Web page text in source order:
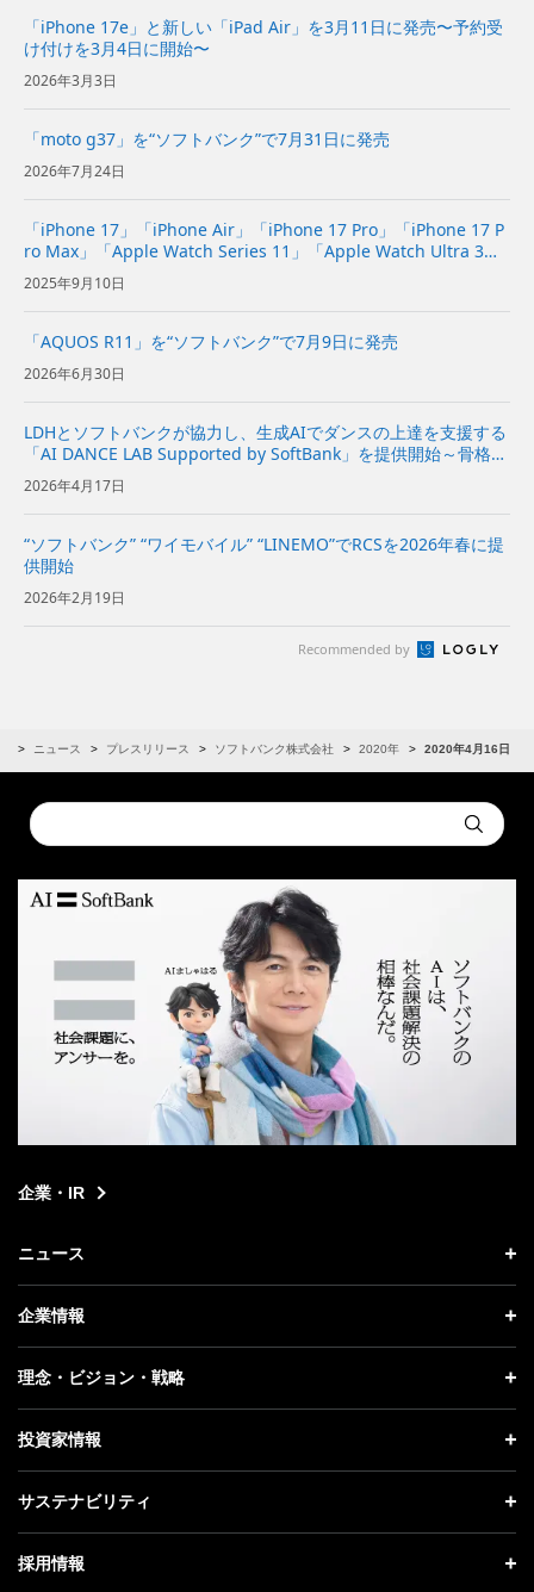
「iPhone 17e」と新しい「iPad Air」を3月11日に発売〜予約受
け付けを3月4日に開始〜
2026年3月3日
「moto g37」を“ソフトバンク”で7月31日に発売
2026年7月24日
「iPhone 17」「iPhone Air」「iPhone 17 Pro」「iPhone 17 P
ro Max」「Apple Watch Series 11」「Apple Watch Ultra 3」
「Apple Watch SE 3」「...
2025年9月10日
「AQUOS R11」を“ソフトバンク”で7月9日に発売
2026年6月30日
LDHとソフトバンクが協力し、生成AIでダンスの上達を支援する
「AI DANCE LAB Supported by SoftBank」を提供開始～骨格推
定×生成AIで、“差分を可視化”して上達へのアドバイスを提供す
るアプリ～ | 企業・IR...
2026年4月17日
“ソフトバンク” “ワイモバイル” “LINEMO”でRCSを2026年春に提
供開始
2026年2月19日
Recommended by
ニュース プレスリリース ソフトバンク株式会社 2020年 2020年4月16日
Conduct
a
Submit
企業・IR
ニュース
ニュース トップ
プレスリリース
更新情報
記者説明会
企業情報
企業情報 トップ
社長メッセージ
事業紹介
ガバナンス
理念・ビジョン・戦略
理念・ビジョン・戦略 トップ
成長戦略「Activate AI for Society」
人材戦略
投資家情報
投資家情報 トップ
経営方針
サステナビリティ
サステナビリティ トップ
採用情報